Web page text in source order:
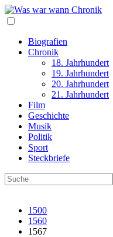
Biografien
Chronik
18. Jahrhundert
19. Jahrhundert
20. Jahrhundert
21. Jahrhundert
Film
Geschichte
Musik
Politik
Sport
Steckbriefe
1500
1560
1567